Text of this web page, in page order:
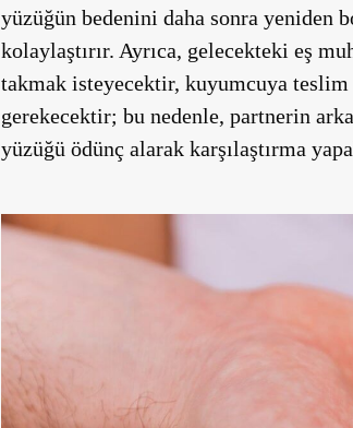
yüzüğün bedenini daha sonra yeniden
kolaylaştırır. Ayrıca, gelecekteki eş
takmak isteyecektir, kuyumcuya
gerekecektir; bu nedenle, partnerin
yüzüğü ödünç alarak karşılaştırma